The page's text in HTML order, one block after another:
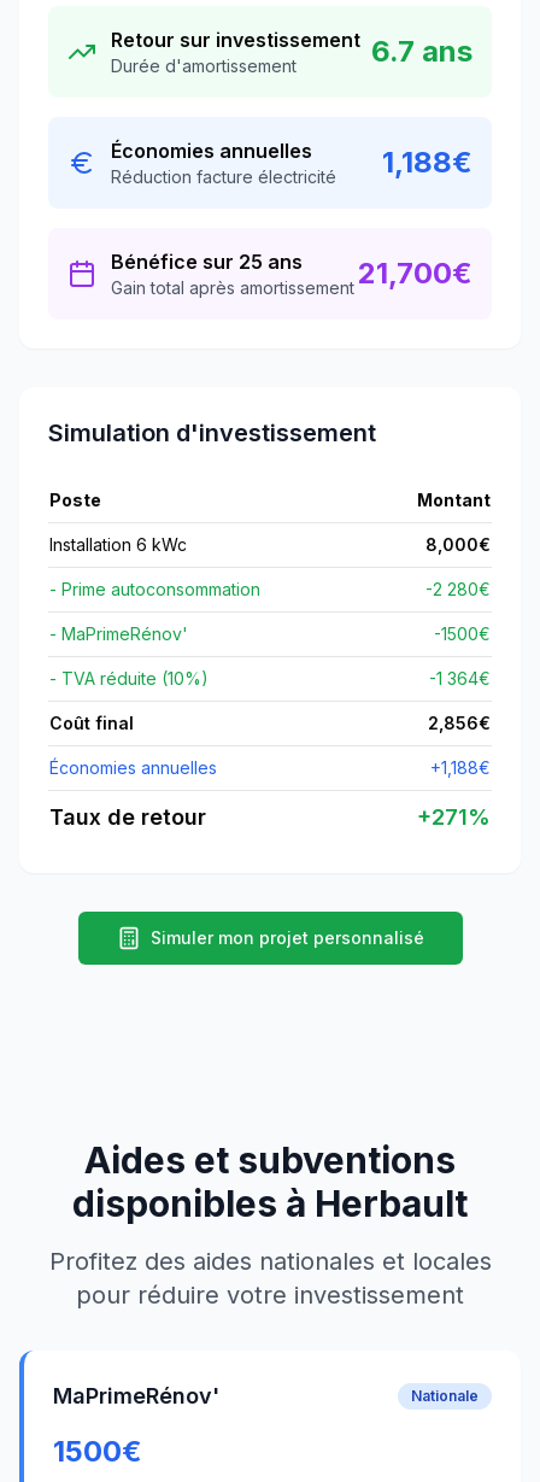
Retour sur investissement
Durée d'amortissement 6.7 ans
Économies annuelles
Réduction facture électricité 1,188€
Bénéfice sur 25 ans
Gain total après amortissement 21,700€
Simulation d'investissement
Poste Montant
Installation 6 kWc 8,000€
- Prime autoconsommation -2 280€
- MaPrimeRénov' -1500€
- TVA réduite (10%) -1 364€
Coût final 2,856€
Économies annuelles +1,188€
Taux de retour +271%
Simuler mon projet personnalisé
Aides et subventions
disponibles à Herbault
Profitez des aides nationales et locales
pour réduire votre investissement
MaPrimeRénov' Nationale
1500€